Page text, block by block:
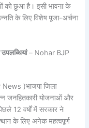
को छुआ है। इसी भावना के
के लिए विशेष पूजा-अर्चना
– Nohar BJP
)भाजपा जिला
जनहितकारी योजनाओं और
12 वर्षों में सरकार ने
के लिए अनेक महत्वपूर्ण